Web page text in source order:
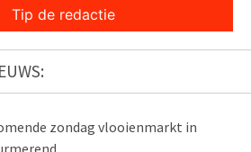
Tip de redactie
zondag vlooienmarkt in